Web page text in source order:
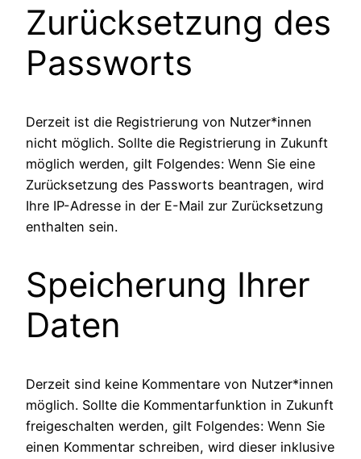
Zurücksetzung des
Passworts
Derzeit ist die Registrierung von Nutzer*innen
nicht möglich. Sollte die Registrierung in Zukunft
möglich werden, gilt Folgendes: Wenn Sie eine
Zurücksetzung des Passworts beantragen, wird
Ihre IP-Adresse in der E-Mail zur Zurücksetzung
enthalten sein.
Speicherung Ihrer
Daten
Derzeit sind keine Kommentare von Nutzer*innen
möglich. Sollte die Kommentarfunktion in Zukunft
freigeschalten werden, gilt Folgendes: Wenn Sie
einen Kommentar schreiben, wird dieser inklusive